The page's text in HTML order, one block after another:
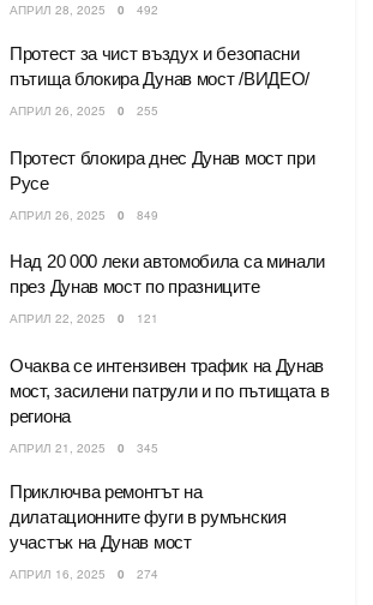
АПРИЛ 28, 2025 0 492
Протест за чист въздух и безопасни
пътища блокира Дунав мост /ВИДЕО/
АПРИЛ 26, 2025 0 255
Протест блокира днес Дунав мост при
Русе
АПРИЛ 26, 2025 0 849
Над 20 000 леки автомобила са минали
през Дунав мост по празниците
АПРИЛ 22, 2025 0 121
Очаква се интензивен трафик на Дунав
мост, засилени патрули и по пътищата в
региона
АПРИЛ 21, 2025 0 345
Приключва ремонтът на
дилатационните фуги в румънския
участък на Дунав мост
АПРИЛ 16, 2025 0 274